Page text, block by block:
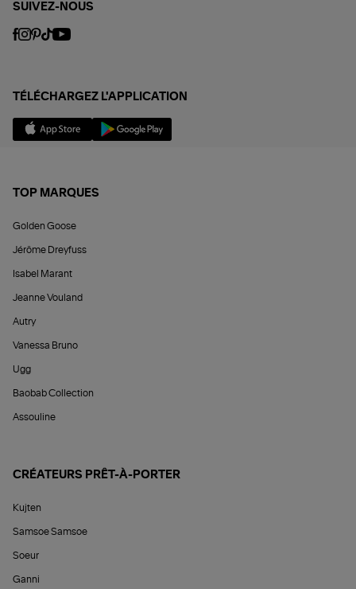
SUIVEZ-NOUS
TÉLÉCHARGEZ L'APPLICATION
TOP MARQUES
Golden Goose
Jérôme Dreyfuss
Isabel Marant
Jeanne Vouland
Autry
Vanessa Bruno
Ugg
Baobab Collection
Assouline
CRÉATEURS PRÊT-À-PORTER
Kujten
Samsoe Samsoe
Soeur
Ganni